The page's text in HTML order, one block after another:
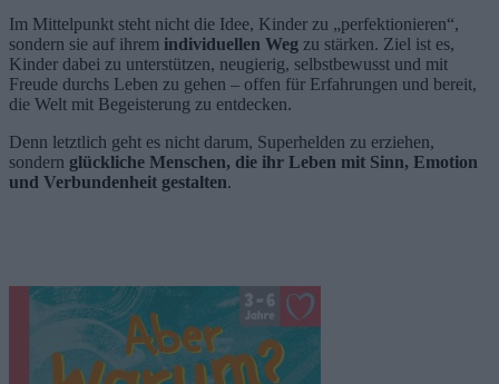
Im Mittelpunkt steht nicht die Idee, Kinder zu „perfektionieren“,
sondern sie auf ihrem individuellen Weg zu stärken. Ziel ist es,
Kinder dabei zu unterstützen, neugierig, selbstbewusst und mit
Freude durchs Leben zu gehen – offen für Erfahrungen und bereit,
die Welt mit Begeisterung zu entdecken.
Denn letztlich geht es nicht darum, Superhelden zu erziehen,
sondern glückliche Menschen, die ihr Leben mit Sinn, Emotion
und Verbundenheit gestalten.